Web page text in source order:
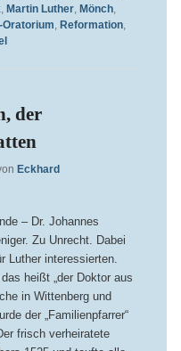
, Martin Luther, Mönch,
Oratorium Reformation,
der
Eckhard
– Dr. Johannes
Zu Unrecht. Dabei
Luther interessierten.
heißt „der Doktor aus
in Wittenberg und
der „Familienpfarrer“
frisch verheiratete